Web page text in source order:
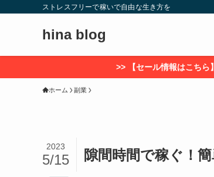
ストレスフリーで稼いで自由な生き方を
hina blog
>> 【セール情報はこちら】今ならブログが最
ホーム 副業
隙間時間で稼ぐ！
2023
5/15